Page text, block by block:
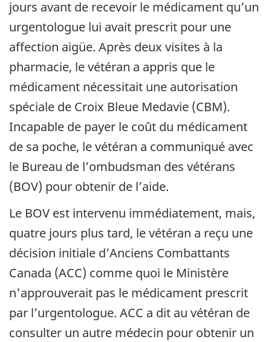
jours avant de recevoir le médicament qu’un
urgentologue lui avait prescrit pour une
affection aigüe. Après deux visites à la
pharmacie, le vétéran a appris que le
médicament nécessitait une autorisation
spéciale de Croix Bleue Medavie (CBM).
Incapable de payer le coût du médicament
de sa poche, le vétéran a communiqué avec
le Bureau de l’ombudsman des vétérans
(BOV) pour obtenir de l’aide.
Le BOV est intervenu immédiatement, mais,
quatre jours plus tard, le vétéran a reçu une
décision initiale d’Anciens Combattants
Canada (ACC) comme quoi le Ministère
n'approuverait pas le médicament prescrit
par l’urgentologue. ACC a dit au vétéran de
consulter un autre médecin pour obtenir un